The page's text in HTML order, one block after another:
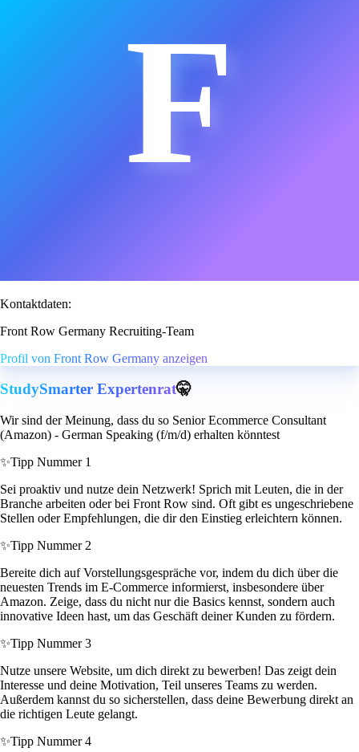
F
Kontaktdaten:
Front Row Germany Recruiting-Team
Profil von Front Row Germany anzeigen
StudySmarter Expertenrat🤫
Wir sind der Meinung, dass du so Senior Ecommerce Consultant
(Amazon) - German Speaking (f/m/d) erhalten könntest
✨Tipp Nummer 1
Sei proaktiv und nutze dein Netzwerk! Sprich mit Leuten, die in der
Branche arbeiten oder bei Front Row sind. Oft gibt es ungeschriebene
Stellen oder Empfehlungen, die dir den Einstieg erleichtern können.
✨Tipp Nummer 2
Bereite dich auf Vorstellungsgespräche vor, indem du dich über die
neuesten Trends im E-Commerce informierst, insbesondere über
Amazon. Zeige, dass du nicht nur die Basics kennst, sondern auch
innovative Ideen hast, um das Geschäft deiner Kunden zu fördern.
✨Tipp Nummer 3
Nutze unsere Website, um dich direkt zu bewerben! Das zeigt dein
Interesse und deine Motivation, Teil unseres Teams zu werden.
Außerdem kannst du so sicherstellen, dass deine Bewerbung direkt an
die richtigen Leute gelangt.
✨Tipp Nummer 4